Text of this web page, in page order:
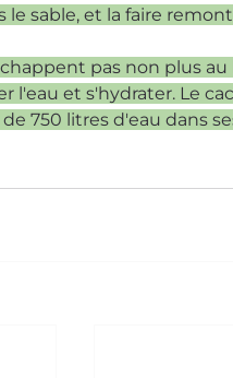
sable, et la faire
pas non plus
l'eau et s'hydrater. Le
750 litres d'eau dans